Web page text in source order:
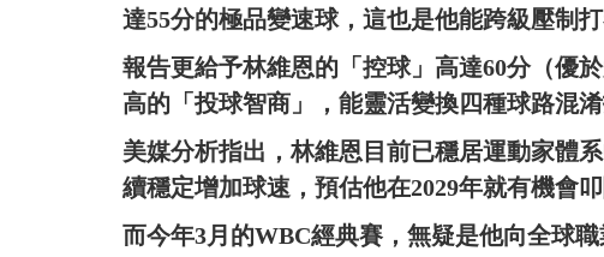
達55分的極品變速球，這也是他能跨級壓制打
報告更給予林維恩的「控球」高達60分（優
高的「投球智商」，能靈活變換四種球路混淆
美媒分析指出，林維恩目前已穩居運動家體
續穩定增加球速，預估他在2029年就有機會
而今年3月的WBC經典賽，無疑是他向全球